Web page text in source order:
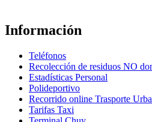
Información
Teléfonos
Recolección de residuos NO
Estadísticas Personal
Polideportivo
Recorrido online Trasporte
Tarifas Taxi